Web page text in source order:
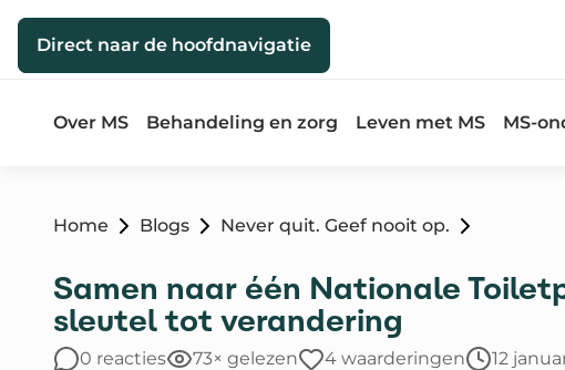
Direct naar de inhoud
Direct naar de hoofdnavigatie
Over MS Behandeling en zorg Leven met MS MS-
Home Blogs Never quit. Geef nooit op.
Samen naar één Nationale
sleutel tot verandering
0 reacties 73× gelezen 4 waarderingen 12